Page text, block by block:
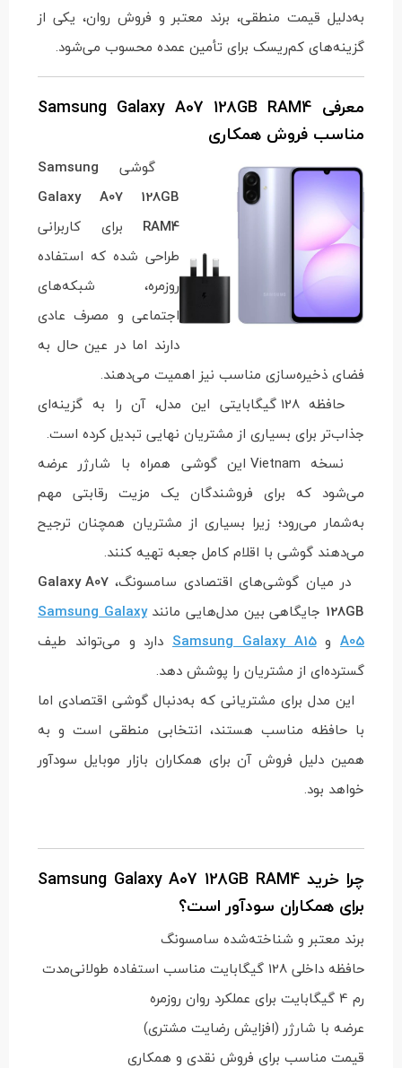
به‌دلیل قیمت منطقی، برند معتبر و فروش روان، یکی از
گزینه‌های کم‌ریسک برای تأمین عمده محسوب می‌شود.
معرفی Samsung Galaxy A07 128GB RAM4
مناسب فروش همکاری
گوشی Samsung
Galaxy A07 128GB
RAM4 برای کاربرانی
طراحی شده که استفاده
روزمره، شبکه‌های
اجتماعی و مصرف عادی
دارند اما در عین حال به
فضای ذخیره‌سازی مناسب نیز اهمیت می‌دهند.
حافظه 128 گیگابایتی این مدل، آن را به گزینه‌ای
جذاب‌تر برای بسیاری از مشتریان نهایی تبدیل کرده است.
نسخه Vietnam این گوشی همراه با شارژر عرضه
می‌شود که برای فروشندگان یک مزیت رقابتی مهم
به‌شمار می‌رود؛ زیرا بسیاری از مشتریان همچنان ترجیح
می‌دهند گوشی با اقلام کامل جعبه تهیه کنند.
در میان گوشی‌های اقتصادی سامسونگ، Galaxy A07
128GB جایگاهی بین مدل‌هایی مانندSamsung Galaxy
A05 وSamsung Galaxy A15 دارد و می‌تواند طیف
گسترده‌ای از مشتریان را پوشش دهد.
این مدل برای مشتریانی که به‌دنبال گوشی اقتصادی اما
با حافظه مناسب هستند، انتخابی منطقی است و به
همین دلیل فروش آن برای همکاران بازار موبایل سودآور
خواهد بود.
چرا خرید Samsung Galaxy A07 128GB RAM4
برای همکاران سودآور است؟
برند معتبر و شناخته‌شده سامسونگ
حافظه داخلی 128 گیگابایت مناسب استفاده طولانی‌مدت
رم 4 گیگابایت برای عملکرد روان روزمره
عرضه با شارژر (افزایش رضایت مشتری)
قیمت مناسب برای فروش نقدی و همکاری